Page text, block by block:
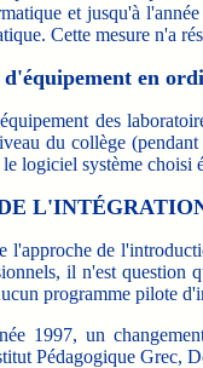
et jusqu'à
Cette mesure n'a
d'équipement en
des
du collège
logiciel système
de
il n'est
programme pilote
1997, un
Pédagogique Grec,